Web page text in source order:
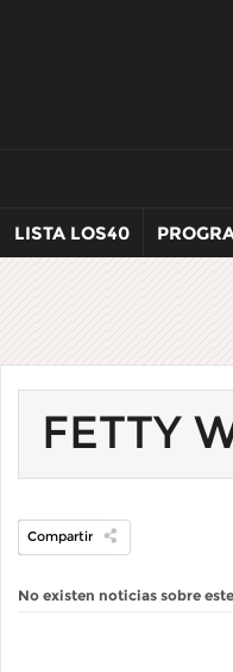
LISTA LOS40
FETTY
Compartir
No existen noticias sobre